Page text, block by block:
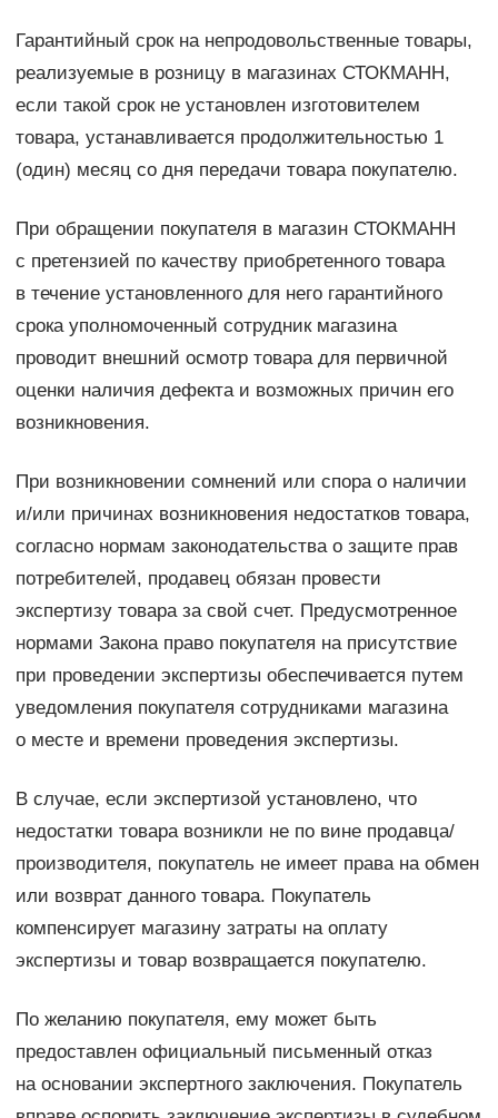
Гарантийный срок на непродовольственные товары,
реализуемые в розницу в магазинах СТОКМАНН,
если такой срок не установлен изготовителем
товара, устанавливается продолжительностью 1
(один) месяц со дня передачи товара покупателю.
При обращении покупателя в магазин СТОКМАНН
с претензией по качеству приобретенного товара
в течение установленного для него гарантийного
срока уполномоченный сотрудник магазина
проводит внешний осмотр товара для первичной
оценки наличия дефекта и возможных причин его
возникновения.
При возникновении сомнений или спора о наличии
и/или причинах возникновения недостатков товара,
согласно нормам законодательства о защите прав
потребителей, продавец обязан провести
экспертизу товара за свой счет. Предусмотренное
нормами Закона право покупателя на присутствие
при проведении экспертизы обеспечивается путем
уведомления покупателя сотрудниками магазина
о месте и времени проведения экспертизы.
В случае, если экспертизой установлено, что
недостатки товара возникли не по вине продавца/
производителя, покупатель не имеет права на обмен
или возврат данного товара. Покупатель
компенсирует магазину затраты на оплату
экспертизы и товар возвращается покупателю.
По желанию покупателя, ему может быть
предоставлен официальный письменный отказ
на основании экспертного заключения. Покупатель